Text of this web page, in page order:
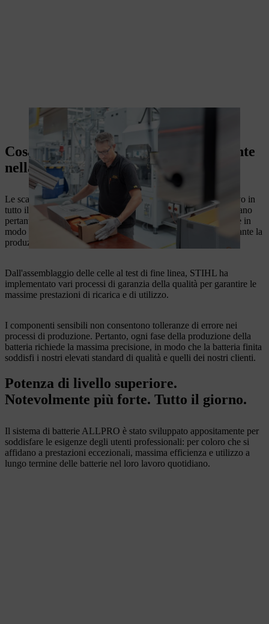
La batteria professionale viene imballata con la documentazione di
accompagnamento.
Cosa risulta particolarmente importante
nella produzione delle batterie?
Le scariche elettrostatiche rappresentano un rischio significativo in
tutto il processo di produzione delle batterie. Gli operai indossano
pertanto speciali indumenti da lavoro conduttivi per proteggere in
modo efficace i componenti elettronici ancora non protetti durante la
produzione.
Dall'assemblaggio delle celle al test di fine linea, STIHL ha
implementato vari processi di garanzia della qualità per garantire le
massime prestazioni di ricarica e di utilizzo.
I componenti sensibili non consentono tolleranze di errore nei
processi di produzione. Pertanto, ogni fase della produzione della
batteria richiede la massima precisione, in modo che la batteria finita
soddisfi i nostri elevati standard di qualità e quelli dei nostri clienti.
Potenza di livello superiore.
Notevolmente più forte. Tutto il giorno.​
Il sistema di batterie ALLPRO è stato sviluppato appositamente per
soddisfare le esigenze degli utenti professionali: per coloro che si
affidano a prestazioni eccezionali, massima efficienza e utilizzo a
lungo termine delle batterie nel loro lavoro quotidiano.​